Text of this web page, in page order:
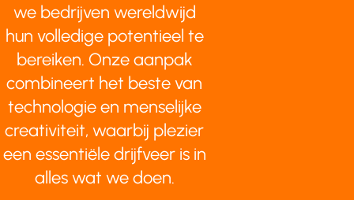
we bedrijven wereldwijd
hun volledige potentieel te
bereiken. Onze aanpak
combineert het beste van
technologie en menselijke
creativiteit, waarbij plezier
een essentiële drijfveer is in
alles wat we doen.